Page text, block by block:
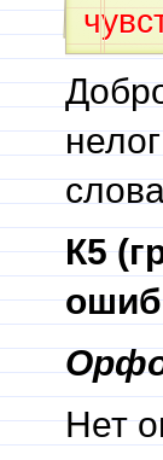
К5
Нет